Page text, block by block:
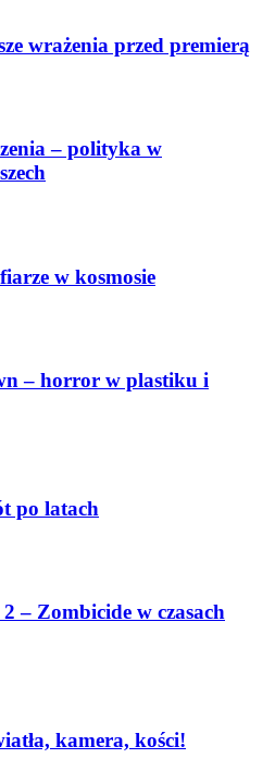
wrażenia przed premierą
– polityka w
w kosmosie
– horror w plastiku i
po latach
– Zombicide w czasach
kamera, kości!